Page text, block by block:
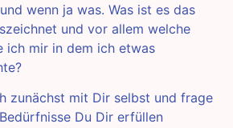
wenn ja was. Was ist es das
und vor allem welche
ich mir in dem ich etwas
zunächst mit Dir selbst und frage
Du Dir erfüllen